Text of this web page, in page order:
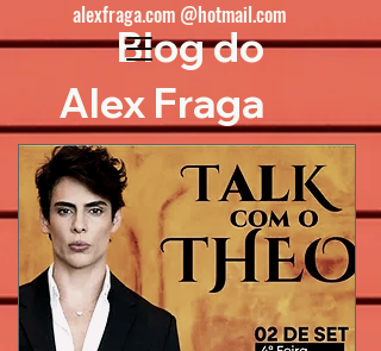
Blog do
Alex Fraga
alexfraga.com @hotmail.com